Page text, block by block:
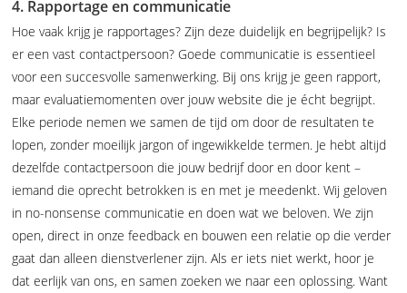
4. Rapportage en communicatie
Hoe vaak krijg je rapportages? Zijn deze duidelijk en begrijpelijk? Is
er een vast contactpersoon? Goede communicatie is essentieel
voor een succesvolle samenwerking. Bij ons krijg je geen rapport,
maar evaluatiemomenten over jouw website die je écht begrijpt.
Elke periode nemen we samen de tijd om door de resultaten te
lopen, zonder moeilijk jargon of ingewikkelde termen. Je hebt altijd
dezelfde contactpersoon die jouw bedrijf door en door kent –
iemand die oprecht betrokken is en met je meedenkt. Wij geloven
in no-nonsense communicatie en doen wat we beloven. We zijn
open, direct in onze feedback en bouwen een relatie op die verder
gaat dan alleen dienstverlener zijn. Als er iets niet werkt, hoor je
dat eerlijk van ons, en samen zoeken we naar een oplossing. Want